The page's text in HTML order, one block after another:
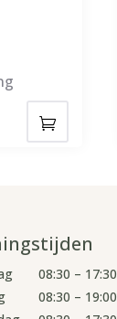
08:30 – 17:30
08:30 – 19:00